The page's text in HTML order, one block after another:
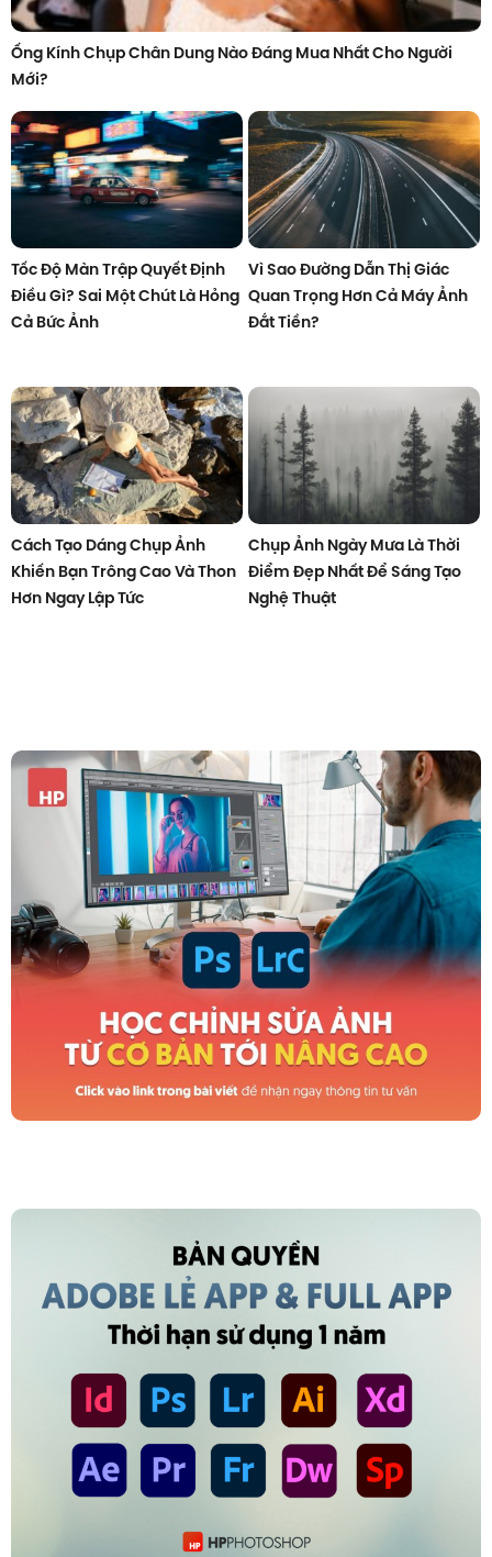
Ống Kính Chụp Chân Dung Nào Đáng Mua Nhất Cho Người
Mới?
Tốc Độ Màn Trập Quyết Định
Điều Gì? Sai Một Chút Là Hỏng
Cả Bức Ảnh
Vì Sao Đường Dẫn Thị Giác
Quan Trọng Hơn Cả Máy Ảnh
Đắt Tiền?
Cách Tạo Dáng Chụp Ảnh
Khiến Bạn Trông Cao Và Thon
Hơn Ngay Lập Tức
Chụp Ảnh Ngày Mưa Là Thời
Điểm Đẹp Nhất Để Sáng Tạo
Nghệ Thuật